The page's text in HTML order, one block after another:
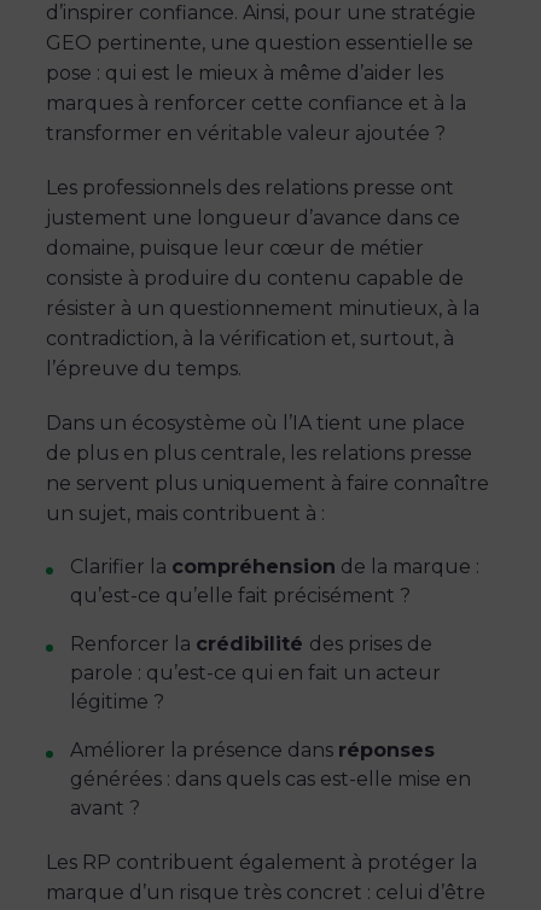
d’inspirer confiance. Ainsi, pour une stratégie
GEO pertinente, une question essentielle se
pose : qui est le mieux à même d’aider les
marques à renforcer cette confiance et à la
transformer en véritable valeur ajoutée ?
Les professionnels des relations presse ont
justement une longueur d’avance dans ce
domaine, puisque leur cœur de métier
consiste à produire du contenu capable de
résister à un questionnement minutieux, à la
contradiction, à la vérification et, surtout, à
l’épreuve du temps.
Dans un écosystème où l’IA tient une place
de plus en plus centrale, les relations presse
ne servent plus uniquement à faire connaître
un sujet, mais contribuent à :
Clarifier la compréhension de la marque :
qu’est-ce qu’elle fait précisément ?
Renforcer la crédibilité des prises de
parole : qu’est-ce qui en fait un acteur
légitime ?
Améliorer la présence dans réponses
générées : dans quels cas est-elle mise en
avant ?
Les RP contribuent également à protéger la
marque d’un risque très concret : celui d’être